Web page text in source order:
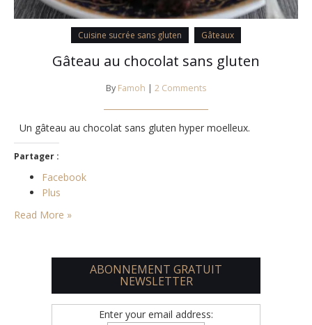
Cuisine sucrée sans gluten Gâteaux
Gâteau au chocolat sans gluten
By Famoh | 2 Comments
Un gâteau au chocolat sans gluten hyper moelleux.
Partager :
Facebook
Plus
Read More »
ABONNEMENT GRATUIT
NEWSLETTER
Enter your email address: